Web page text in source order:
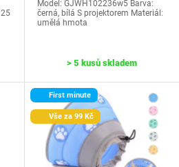
Model: ‎GJWH102236w5 Barva:
černá, bílá S projektorem Materiál:
umělá hmota
> 5 kusů skladem
First minute
Vše za 99 Kč